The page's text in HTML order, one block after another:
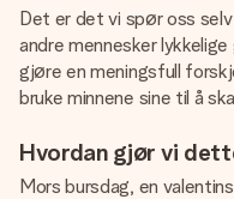
Det er det vi spør oss
andre mennesker
gjøre en meningsfull
bruke minnene sine til å
Hvordan gjør vi
Mors bursdag, en